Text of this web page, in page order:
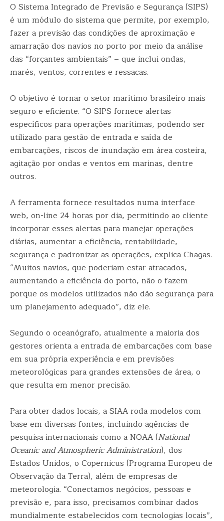
O Sistema Integrado de Previsão e Segurança (SIPS)
é um módulo do sistema que permite, por exemplo,
fazer a previsão das condições de aproximação e
amarração dos navios no porto por meio da análise
das “forçantes ambientais” – que inclui ondas,
marés, ventos, correntes e ressacas.
O objetivo é tornar o setor marítimo brasileiro mais
seguro e eficiente. “O SIPS fornece alertas
específicos para operações marítimas, podendo ser
utilizado para gestão de entrada e saída de
embarcações, riscos de inundação em área costeira,
agitação por ondas e ventos em marinas, dentre
outros.
A ferramenta fornece resultados numa interface
web, on-line 24 horas por dia, permitindo ao cliente
incorporar esses alertas para manejar operações
diárias, aumentar a eficiência, rentabilidade,
segurança e padronizar as operações, explica Chagas.
“Muitos navios, que poderiam estar atracados,
aumentando a eficiência do porto, não o fazem
porque os modelos utilizados não dão segurança para
um planejamento adequado”, diz ele.
Segundo o oceanógrafo, atualmente a maioria dos
gestores orienta a entrada de embarcações com base
em sua própria experiência e em previsões
meteorológicas para grandes extensões de área, o
que resulta em menor precisão.
Para obter dados locais, a SIAA roda modelos com
base em diversas fontes, incluindo agências de
pesquisa internacionais como a NOAA (National
Oceanic and Atmospheric Administration), dos
Estados Unidos, o Copernicus (Programa Europeu de
Observação da Terra), além de empresas de
meteorologia. “Conectamos negócios, pessoas e
previsão e, para isso, precisamos combinar dados
mundialmente estabelecidos com tecnologias locais”,